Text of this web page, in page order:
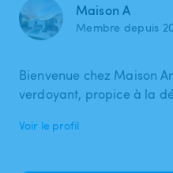
Maison A
Membre depuis
Bienvenue chez Maison
verdoyant, propice à la
Voir le profil